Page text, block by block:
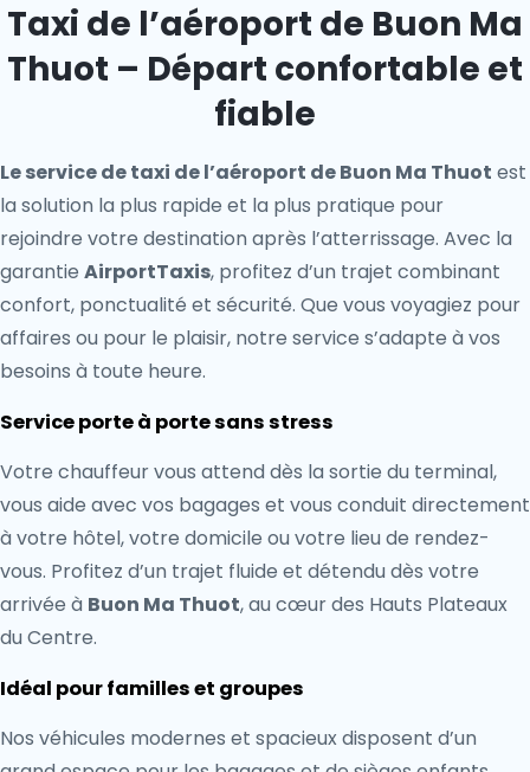
Taxi de l’aéroport de Buon Ma
Thuot – Départ confortable et
fiable
Le service de taxi de l’aéroport de Buon Ma Thuot est
la solution la plus rapide et la plus pratique pour
rejoindre votre destination après l’atterrissage. Avec la
garantie AirportTaxis, profitez d’un trajet combinant
confort, ponctualité et sécurité. Que vous voyagiez pour
affaires ou pour le plaisir, notre service s’adapte à vos
besoins à toute heure.
Service porte à porte sans stress
Votre chauffeur vous attend dès la sortie du terminal,
vous aide avec vos bagages et vous conduit directement
à votre hôtel, votre domicile ou votre lieu de rendez-
vous. Profitez d’un trajet fluide et détendu dès votre
arrivée à Buon Ma Thuot, au cœur des Hauts Plateaux
du Centre.
Idéal pour familles et groupes
Nos véhicules modernes et spacieux disposent d’un